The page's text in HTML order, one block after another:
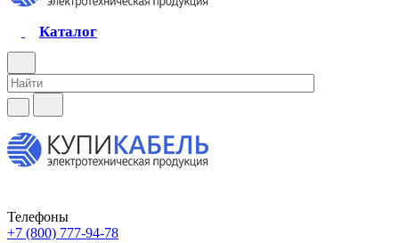
Каталог
Телефоны
+7 (800) 777-94-78